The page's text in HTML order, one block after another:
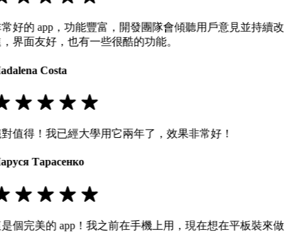
好的 app，功能豐富，開發團隊會傾聽用戶意見並持續改
界面友好，也有一些很酷的功能。
Costa
值得！我已經大學用它兩年了，效果非常好！
Тарасенко
個完美的 app！我之前在手機上用，現在想在平板裝來做